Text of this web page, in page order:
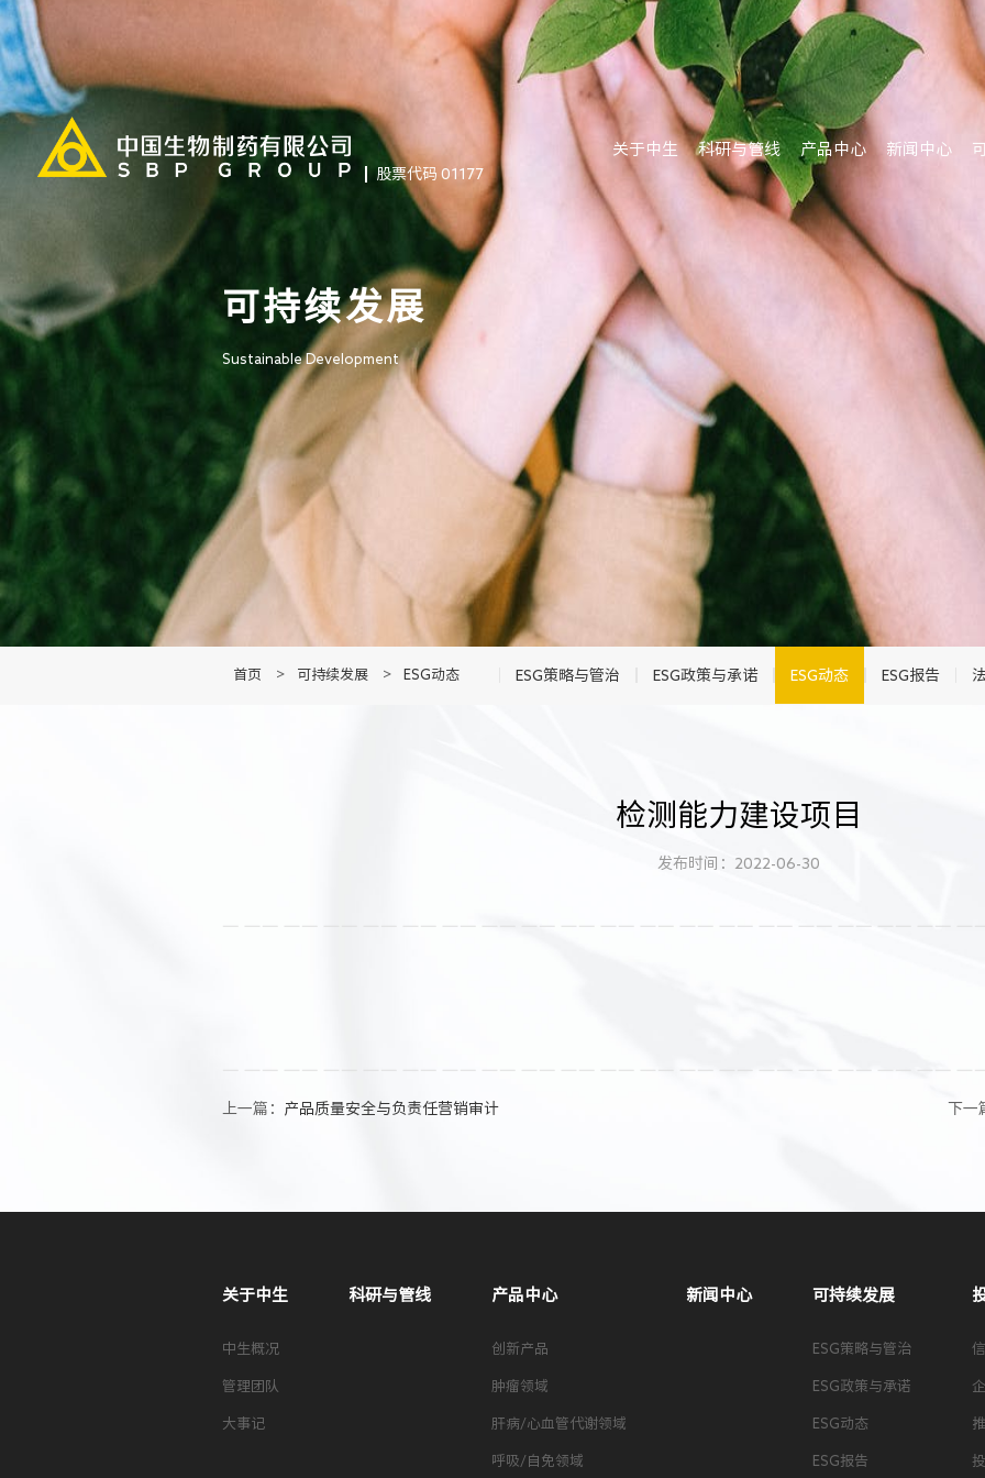
股票代码 01177
关于中生 科研与管线 产品中心 新闻中心
可持续发展
Sustainable Development
首页 > 可持续发展 > ESG动态 ESG策略与管治 ESG政策与承诺 ESG动态 ESG报告
检测能力建设项目
发布时间：2022-06-30
上一篇： 产品质量安全与负责任营销审计 下
关于中生
中生概况
管理团队
大事记
科研与管线 产品中心
创新产品
肿瘤领域
肝病/心血管代谢领域
呼吸/自免领域
新闻中心 可持续发展
ESG策略与管治
ESG政策与承诺
ESG动态
ESG报告